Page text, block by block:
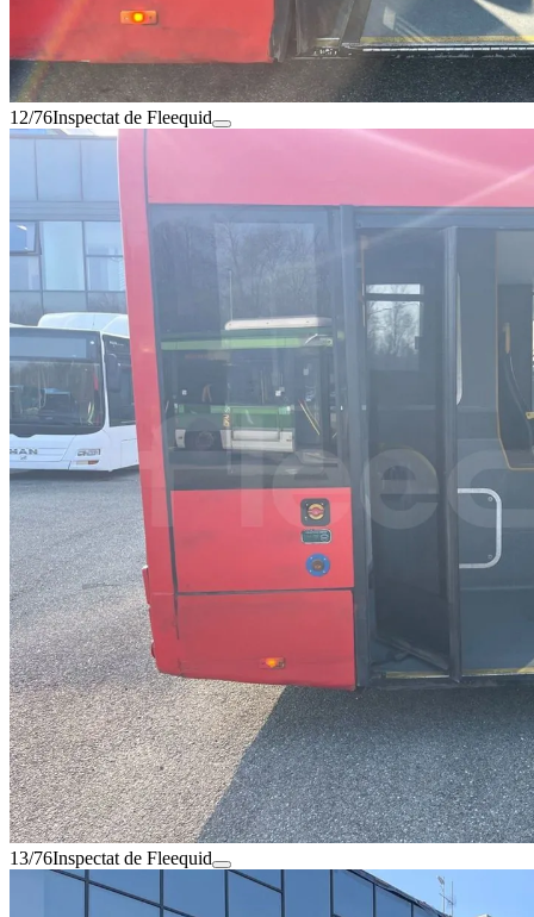
12/76Inspectat de Fleequid
13/76Inspectat de Fleequid